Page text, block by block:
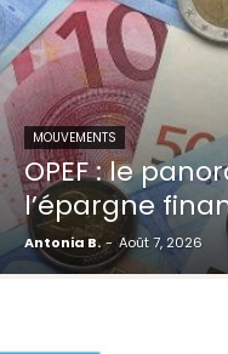
MOUVEMENTS
OPEF : le
l’épargne
Antonia B. - Août 7, 2026